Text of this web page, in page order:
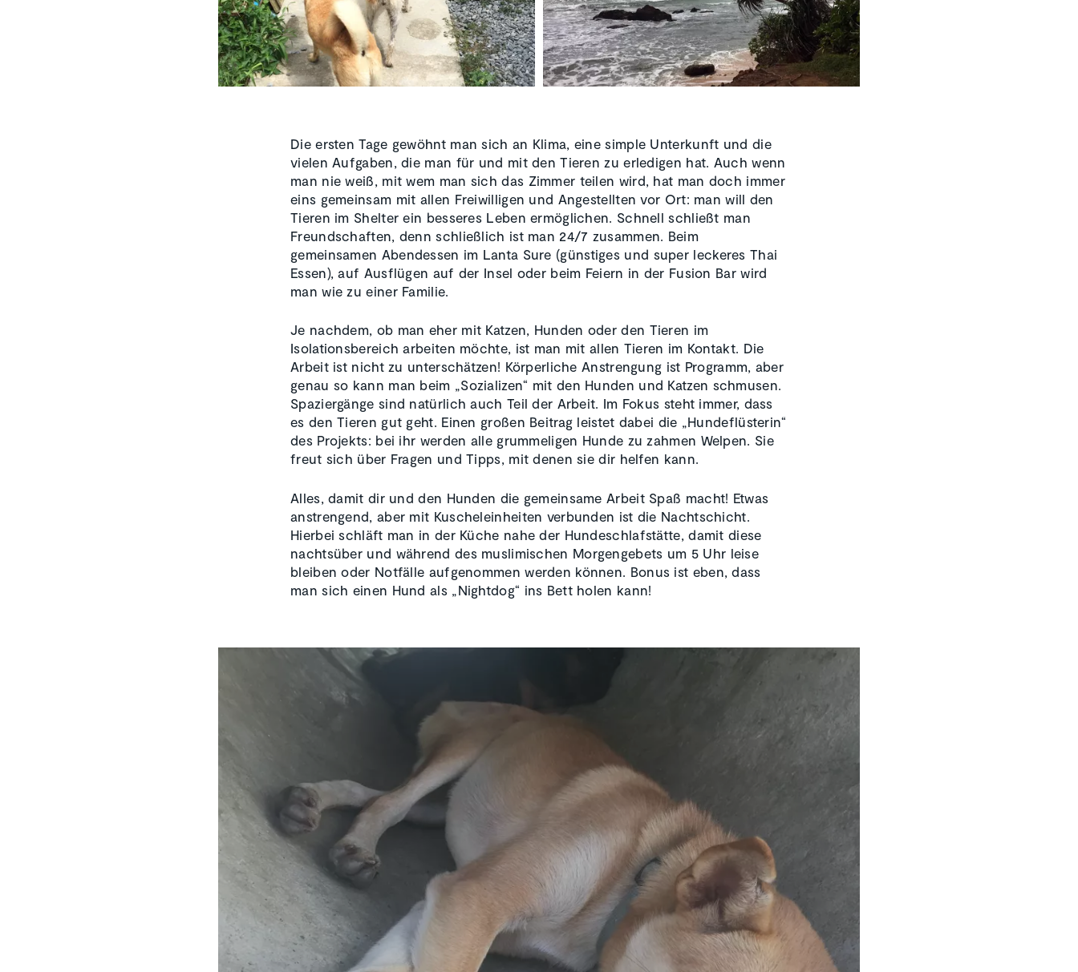
Die ersten Tage gewöhnt man sich an Klima, eine simple Unterkunft und die
vielen Aufgaben, die man für und mit den Tieren zu erledigen hat. Auch wenn
man nie weiß, mit wem man sich das Zimmer teilen wird, hat man doch immer
eins gemeinsam mit allen Freiwilligen und Angestellten vor Ort: man will den
Tieren im Shelter ein besseres Leben ermöglichen. Schnell schließt man
Freundschaften, denn schließlich ist man 24/7 zusammen. Beim
gemeinsamen Abendessen im Lanta Sure (günstiges und super leckeres Thai
Essen), auf Ausflügen auf der Insel oder beim Feiern in der Fusion Bar wird
man wie zu einer Familie.
Je nachdem, ob man eher mit Katzen, Hunden oder den Tieren im
Isolationsbereich arbeiten möchte, ist man mit allen Tieren im Kontakt. Die
Arbeit ist nicht zu unterschätzen! Körperliche Anstrengung ist Programm, aber
genau so kann man beim „Sozializen“ mit den Hunden und Katzen schmusen.
Spaziergänge sind natürlich auch Teil der Arbeit. Im Fokus steht immer, dass
es den Tieren gut geht. Einen großen Beitrag leistet dabei die „Hundeflüsterin“
des Projekts: bei ihr werden alle grummeligen Hunde zu zahmen Welpen. Sie
freut sich über Fragen und Tipps, mit denen sie dir helfen kann.
Alles, damit dir und den Hunden die gemeinsame Arbeit Spaß macht! Etwas
anstrengend, aber mit Kuscheleinheiten verbunden ist die Nachtschicht.
Hierbei schläft man in der Küche nahe der Hundeschlafstätte, damit diese
nachtsüber und während des muslimischen Morgengebets um 5 Uhr leise
bleiben oder Notfälle aufgenommen werden können. Bonus ist eben, dass
man sich einen Hund als „Nightdog“ ins Bett holen kann!